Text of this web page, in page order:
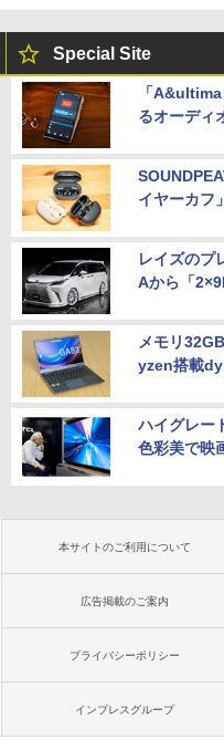
Special Site
「
るオーディ
イヤーカフ
レイズのプ
Aから「
メモリ
yzen搭載
ハイグレー
色彩美で映
本サイトのご利用について
広告掲載のご案内
プライバシーポリシー
インプレスグループ